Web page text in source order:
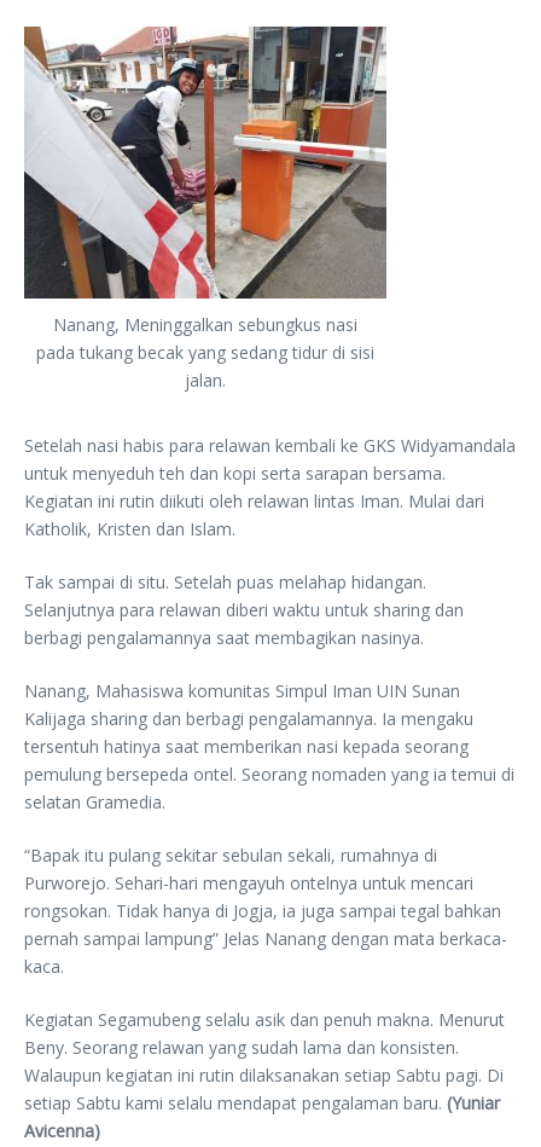
Nanang, Meninggalkan sebungkus nasi
pada tukang becak yang sedang tidur di sisi
jalan.
Setelah nasi habis para relawan kembali ke GKS Widyamandala
untuk menyeduh teh dan kopi serta sarapan bersama.
Kegiatan ini rutin diikuti oleh relawan lintas Iman. Mulai dari
Katholik, Kristen dan Islam.
Tak sampai di situ. Setelah puas melahap hidangan.
Selanjutnya para relawan diberi waktu untuk sharing dan
berbagi pengalamannya saat membagikan nasinya.
Nanang, Mahasiswa komunitas Simpul Iman UIN Sunan
Kalijaga sharing dan berbagi pengalamannya. Ia mengaku
tersentuh hatinya saat memberikan nasi kepada seorang
pemulung bersepeda ontel. Seorang nomaden yang ia temui di
selatan Gramedia.
“Bapak itu pulang sekitar sebulan sekali, rumahnya di
Purworejo. Sehari-hari mengayuh ontelnya untuk mencari
rongsokan. Tidak hanya di Jogja, ia juga sampai tegal bahkan
pernah sampai lampung” Jelas Nanang dengan mata berkaca-
kaca.
Kegiatan Segamubeng selalu asik dan penuh makna. Menurut
Beny. Seorang relawan yang sudah lama dan konsisten.
Walaupun kegiatan ini rutin dilaksanakan setiap Sabtu pagi. Di
setiap Sabtu kami selalu mendapat pengalaman baru. (Yuniar
Avicenna)